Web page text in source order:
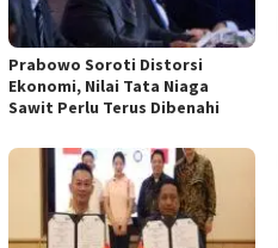
Prabowo Soroti Distorsi
Ekonomi, Nilai Tata Niaga
Sawit Perlu Terus Dibenahi